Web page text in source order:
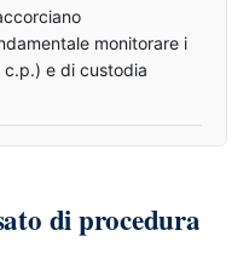
monitorare i
e di custodia
di procedura